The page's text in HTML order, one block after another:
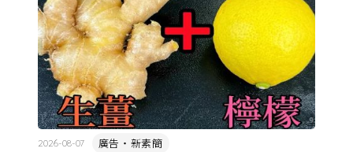
廣告・新素簡
2026-08-07